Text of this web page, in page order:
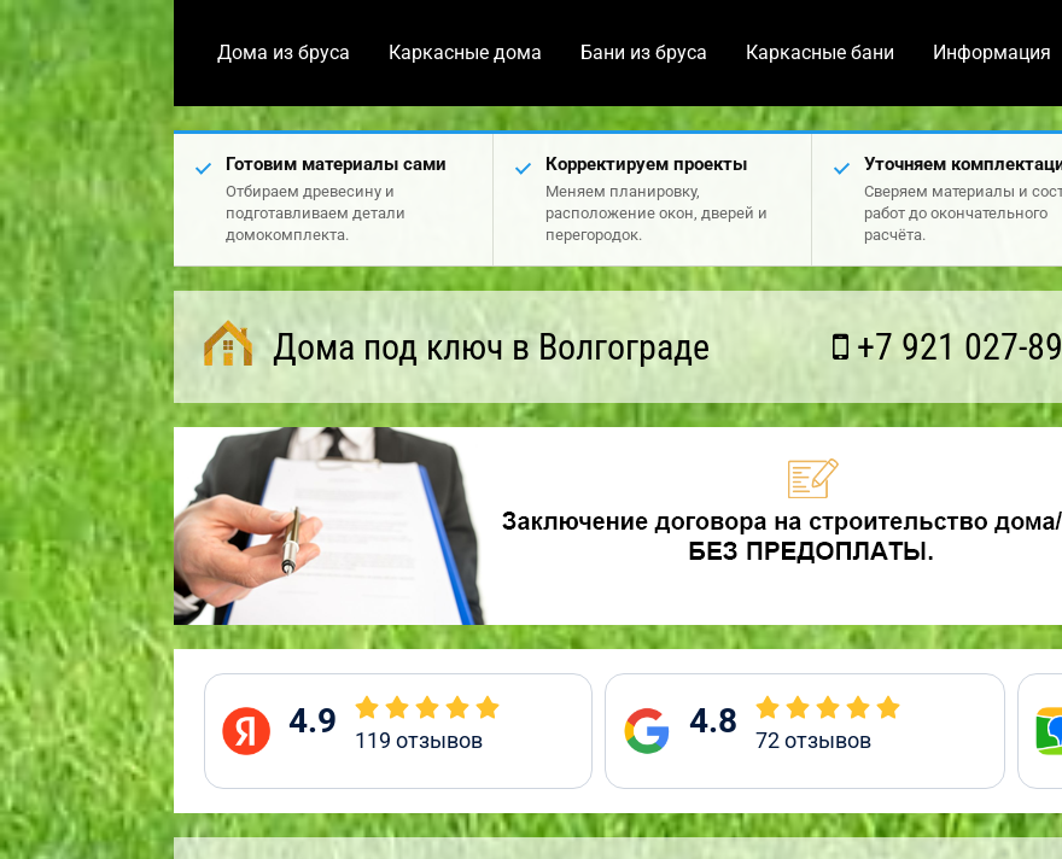
Дома из бруса Каркасные дома Бани из бруса Каркасные бани Информация
Готовим материалы сами
Отбираем древесину и
подготавливаем детали
домокомплекта.
Корректируем проекты
Меняем планировку,
расположение окон, дверей и
перегородок.
Уточняем
Сверяем материалы и
работ до окончательного
расчёта.
Дома под ключ в Волгограде +7 921 027-
4.9 119 отзывов 4.8 72отзывов